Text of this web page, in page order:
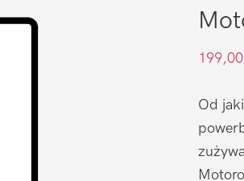
199,00
Od